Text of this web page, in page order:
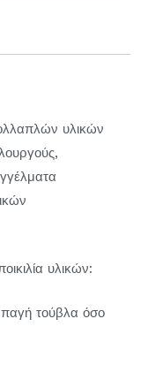
υλικών
υλικών:
τούβλα όσο